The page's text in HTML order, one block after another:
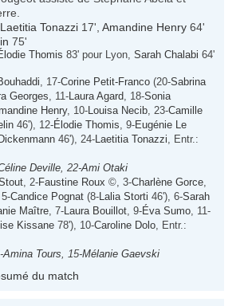
Laetitia Tonazzi 17', Amandine Henry 64'
75'
Thomis 83' pour Lyon, Sarah Chalabi 64'
, 17-Corine Petit-Franco (20-Sabrina
Georges , 11- Laura Agard , 18-Sonia
Henry, 10- Louisa Necib , 23-Camille
46'), 12-Élodie Thomis , 9-Eugénie Le
46'), 24- Laetitia Tonazzi , Entr.:
Deville , 22-Ami Otaki
, 2-Faustine Roux ©, 3-Charlène Gorce
, 5-Candice Pognat (8- Lalia Storti 46'), 6-Sarah
Maître , 7- Laura Bouillot , 9-Éva Sumo , 11-
Kissane 78'), 10-Caroline Dolo , Entr.:
Amina Tours , 15-Mélanie Gaevski
du match